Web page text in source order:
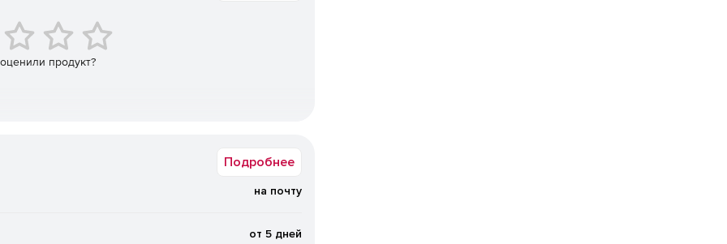
что позволяет как исключать из проверки
благодаря функции многопоточной проверки.
(новейших) упаковщиков и вредоносных
продукт?
Подробнее
на почту
от 5 дней